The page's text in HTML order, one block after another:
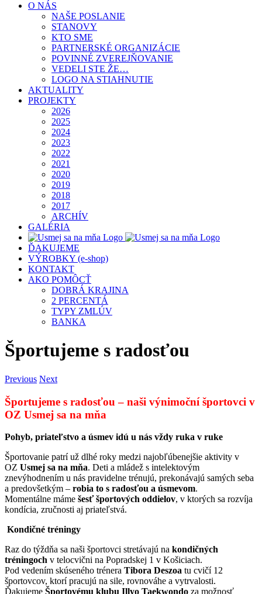
O NÁS
NAŠE POSLANIE
STANOVY
KTO SME
PARTNERSKÉ ORGANIZÁCIE
POVINNÉ ZVEREJŇOVANIE
VEDELI STE ŽE…
LOGO NA STIAHNUTIE
AKTUALITY
PROJEKTY
2026
2025
2024
2023
2022
2021
2020
2019
2018
2017
ARCHÍV
GALÉRIA
ĎAKUJEME
VÝROBKY (e-shop)
KONTAKT
AKO POMÔCŤ
DOBRÁ KRAJINA
2 PERCENTÁ
TYPY ZMLÚV
BANKA
Športujeme s radosťou
Previous Next
Športujeme s radosťou – naši výnimoční športovci v
OZ Usmej sa na mňa
Pohyb, priateľstvo a úsmev idú u nás vždy ruka v ruke
Športovanie patrí už dlhé roky medzi najobľúbenejšie aktivity v
OZ Usmej sa na mňa. Deti a mládež s intelektovým
znevýhodnením u nás pravidelne trénujú, prekonávajú samých seba
a predovšetkým – robia to s radosťou a úsmevom.
Momentálne máme šesť športových oddielov, v ktorých sa rozvíja
kondícia, zručnosti aj priateľstvá.
Kondičné tréningy
Raz do týždňa sa naši športovci stretávajú na kondičných
tréningoch v telocvični na Popradskej 1 v Košiciach.
Pod vedením skúseného trénera Tibora Deszoa tu cvičí 12
športovcov, ktorí pracujú na sile, rovnováhe a vytrvalosti.
Ďakujeme Športovému klubu Illyo Taekwondo za možnosť